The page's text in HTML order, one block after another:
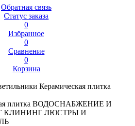
Обратная связь
Статус заказа
0
Избранное
0
Сравнение
0
Корзина
Керамическая плитка
плитка ВОДОСНАБЖЕНИЕ И
КЛИНИНГ ЛЮСТРЫ И